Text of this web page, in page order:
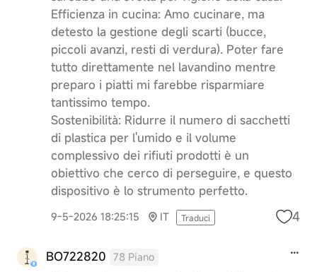
​Efficienza in cucina: Amo cucinare, ma
detesto la gestione degli scarti (bucce,
piccoli avanzi, resti di verdura). Poter fare
tutto direttamente nel lavandino mentre
preparo i piatti mi farebbe risparmiare
tantissimo tempo.
​Sostenibilità: Ridurre il numero di sacchetti
di plastica per l'umido e il volume
complessivo dei rifiuti prodotti è un
obiettivo che cerco di perseguire, e questo
dispositivo è lo strumento perfetto.
9-5-2026 18:25:15 IT Traduci 4
BO722820 78 Piano